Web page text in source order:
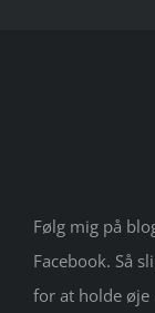
Følg mig på
Facebook. Så
for at holde